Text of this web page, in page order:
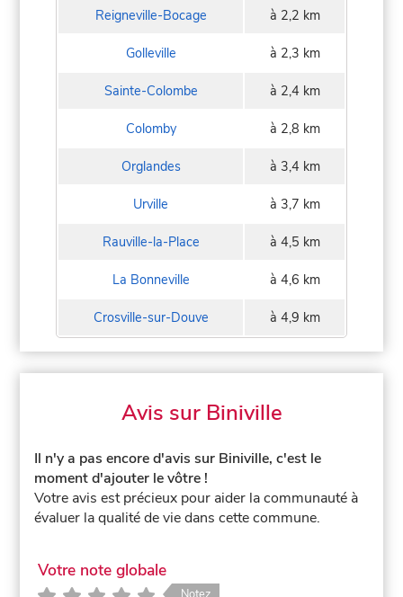
Reigneville-Bocage à 2,2 km
Golleville à 2,3 km
Sainte-Colombe à 2,4 km
Colomby à 2,8 km
Orglandes à 3,4 km
Urville à 3,7 km
Rauville-la-Place à 4,5 km
La Bonneville à 4,6 km
Crosville-sur-Douve à 4,9 km
Avis sur Biniville
Il n'y a pas encore d'avis sur Biniville, c'est le
moment d'ajouter le vôtre !
Votre avis est précieux pour aider la communauté à
évaluer la qualité de vie dans cette commune.
Votre note globale